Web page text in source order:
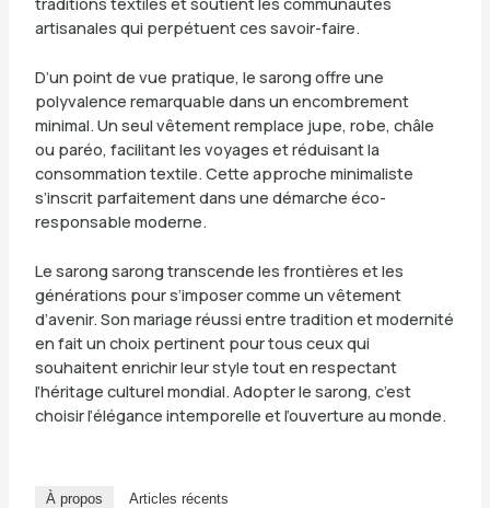
artisanales qui perpétuent ces savoir-faire.
D’un point de vue pratique, le sarong offre une
polyvalence remarquable dans un encombrement
minimal. Un seul vêtement remplace jupe, robe, châle
ou paréo, facilitant les voyages et réduisant la
consommation textile. Cette approche minimaliste
s’inscrit parfaitement dans une démarche éco-
responsable moderne.
Le sarong sarong transcende les frontières et les
générations pour s’imposer comme un vêtement
d’avenir. Son mariage réussi entre tradition et modernité
en fait un choix pertinent pour tous ceux qui
souhaitent enrichir leur style tout en respectant
l’héritage culturel mondial. Adopter le sarong, c’est
choisir l’élégance intemporelle et l’ouverture au monde.
À propos Articles récents